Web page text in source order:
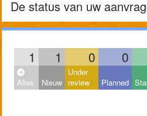
De status van uw
1 1 0 0
Alles Nieuw
Under
review
Planned